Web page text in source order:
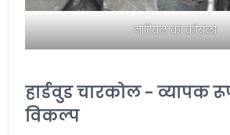
नारियल का कोयला
हार्डवुड चारकोल - व्यापक
विकल्प